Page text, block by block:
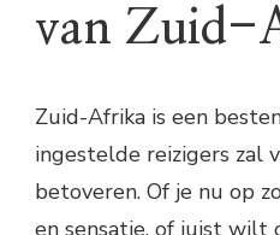
van Zuid-
Zuid-Afrika is een
ingestelde reizigers zal
betoveren. Of je nu op
en sensatie, of juist wilt